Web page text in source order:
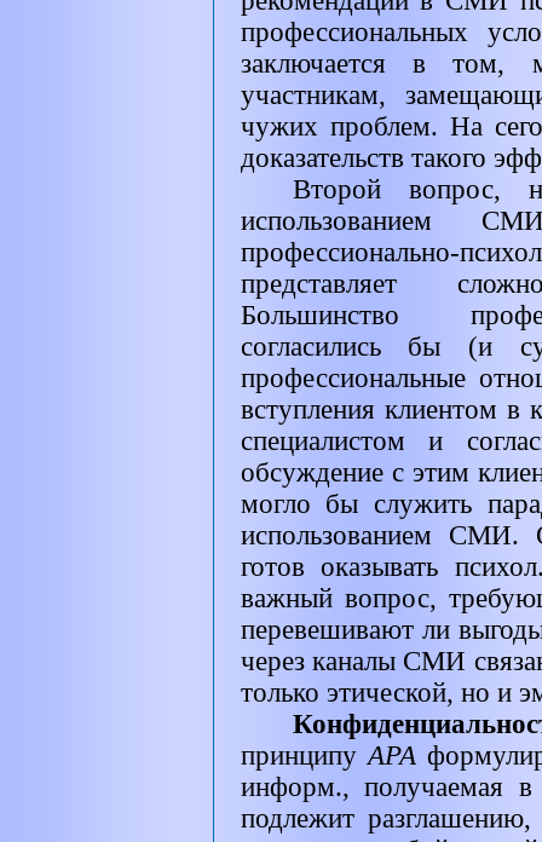
профессиональных
заключается в том,
участникам,
чужих проблем. На
доказательств такого
Второй вопрос,
использованием
профессионально-
представляет
Большинство
согласились бы (и
профессиональные
вступления клиентом в
специалистом и
обсуждение с этим
могло бы служить
использованием СМИ.
готов оказывать
важный вопрос,
перевешивают ли
через каналы СМИ
только этической, но и
принципуАРА
информ., получаемая в
подлежит